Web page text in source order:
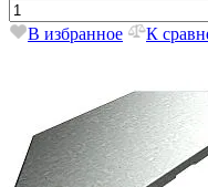
В избранное К